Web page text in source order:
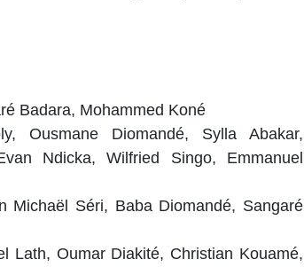
Badara, Mohammed Koné
Ousmane Diomandé, Sylla Abakar,
Ndicka, Wilfried Singo, Emmanuel
Michaël Séri, Baba Diomandé, Sangaré
Lath, Oumar Diakité, Christian Kouamé,